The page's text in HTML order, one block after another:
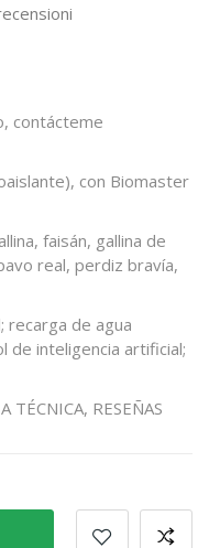
contácteme
con Biomaster
faisán, gallina de
real, perdiz bravía,
recarga de agua
de inteligencia artificial;
TÉCNICA, RESEÑAS